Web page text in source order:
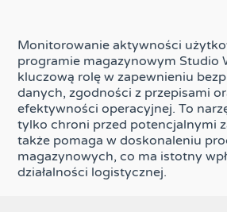
Monitorowanie aktywności
programie magazynowym Studio
kluczową rolę w zapewnieniu
danych, zgodności z przepisami
efektywności operacyjnej. To
tylko chroni przed potencjalnymi
także pomaga w doskonaleniu
magazynowych, co ma istotny
działalności logistycznej.